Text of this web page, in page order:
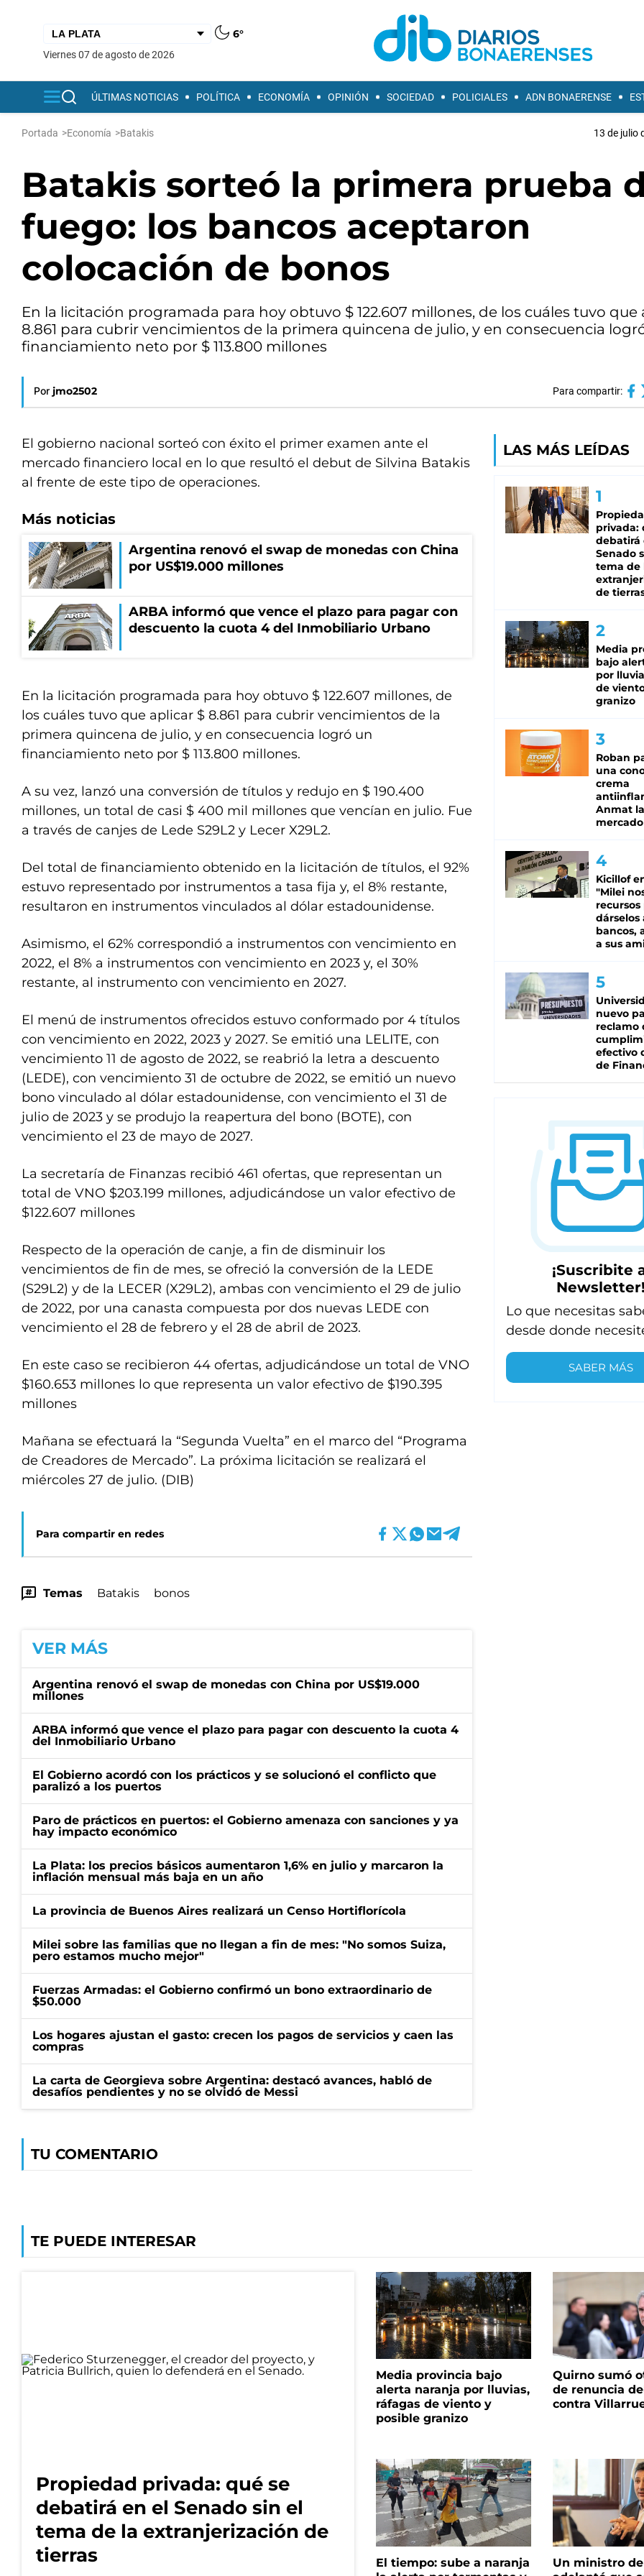
6°
viernes 07 de agosto de 2026
ÚLTIMAS NOTICIAS POLÍTICA ECONOMÍA OPINIÓN SOCIEDAD POLICIALES ADN BONAERENSE
Portada >Economía >Batakis 13 de julio
Batakis sorteó la primera prueba
fuego: los bancos aceptaron
colocación de bonos
En la licitación programada para hoy obtuvo $ 122.607 millones, de los cuáles tuvo que
8.861 para cubrir vencimientos de la primera quincena de julio, y en consecuencia
financiamiento neto por $ 113.800 millones
Por jmo2502 Para compartir:
El gobierno nacional sorteó con éxito el primer examen ante el
mercado financiero local en lo que resultó el debut de Silvina Batakis
al frente de este tipo de operaciones.
Más noticias
Argentina renovó el swap de monedas con China
por US$19.000 millones
ARBA informó que vence el plazo para pagar con
descuento la cuota 4 del Inmobiliario Urbano
En la licitación programada para hoy obtuvo $ 122.607 millones, de
los cuáles tuvo que aplicar $ 8.861 para cubrir vencimientos de la
primera quincena de julio, y en consecuencia logró un
financiamiento neto por $ 113.800 millones.
A su vez, lanzó una conversión de títulos y redujo en $ 190.400
millones, un total de casi $ 400 mil millones que vencían en julio. Fue
a través de canjes de Lede S29L2 y Lecer X29L2.
Del total de financiamiento obtenido en la licitación de títulos, el 92%
estuvo representado por instrumentos a tasa fija y, el 8% restante,
resultaron en instrumentos vinculados al dólar estadounidense.
Asimismo, el 62% correspondió a instrumentos con vencimiento en
2022, el 8% a instrumentos con vencimiento en 2023 y, el 30%
restante, al instrumento con vencimiento en 2027.
El menú de instrumentos ofrecidos estuvo conformado por 4 títulos
con vencimiento en 2022, 2023 y 2027. Se emitió una LELITE, con
vencimiento 11 de agosto de 2022, se reabrió la letra a descuento
(LEDE), con vencimiento 31 de octubre de 2022, se emitió un nuevo
bono vinculado al dólar estadounidense, con vencimiento el 31 de
julio de 2023 y se produjo la reapertura del bono (BOTE), con
vencimiento el 23 de mayo de 2027.
La secretaría de Finanzas recibió 461 ofertas, que representan un
total de VNO $203.199 millones, adjudicándose un valor efectivo de
$122.607 millones
Respecto de la operación de canje, a fin de disminuir los
vencimientos de fin de mes, se ofreció la conversión de la LEDE
(S29L2) y de la LECER (X29L2), ambas con vencimiento el 29 de julio
de 2022, por una canasta compuesta por dos nuevas LEDE con
vencimiento el 28 de febrero y el 28 de abril de 2023.
En este caso se recibieron 44 ofertas, adjudicándose un total de VNO
$160.653 millones lo que representa un valor efectivo de $190.395
millones
Mañana se efectuará la “Segunda Vuelta” en el marco del “Programa
de Creadores de Mercado”. La próxima licitación se realizará el
miércoles 27 de julio. (DIB)
Para compartir en redes
Temas Batakis bonos
VER MÁS
Argentina renovó el swap de monedas con China por US$19.000
millones
ARBA informó que vence el plazo para pagar con descuento la cuota 4
del Inmobiliario Urbano
El Gobierno acordó con los prácticos y se solucionó el conflicto que
paralizó a los puertos
Paro de prácticos en puertos: el Gobierno amenaza con sanciones y ya
hay impacto económico
La Plata: los precios básicos aumentaron 1,6% en julio y marcaron la
inflación mensual más baja en un año
La provincia de Buenos Aires realizará un Censo Hortiflorícola
Milei sobre las familias que no llegan a fin de mes: "No somos Suiza,
pero estamos mucho mejor"
Fuerzas Armadas: el Gobierno confirmó un bono extraordinario de
$50.000
Los hogares ajustan el gasto: crecen los pagos de servicios y caen las
compras
La carta de Georgieva sobre Argentina: destacó avances, habló de
desafíos pendientes y no se olvidó de Messi
TU COMENTARIO
LAS MÁS LEÍDAS
privada:
debatirá
Senado
tema de
de
Media
bajo
por
de
granizo
Roban
una
crema
Anmat
mercado
Kicillof
"Milei
recursos
dárselos
bancos,
a sus
nuevo
reclamo
efectivo
de
¡Suscribite
Newsletter!
Lo que necesitas
desde donde
SABER MÁS
TE PUEDE INTERESAR
Propiedad privada: qué se
debatirá en el Senado sin el
tema de la extranjerización de
tierras
Media provincia bajo
alerta naranja por lluvias,
ráfagas de viento y
posible granizo
Quirno sumó
de renuncia
contra
El tiempo: sube a naranja
Un ministro